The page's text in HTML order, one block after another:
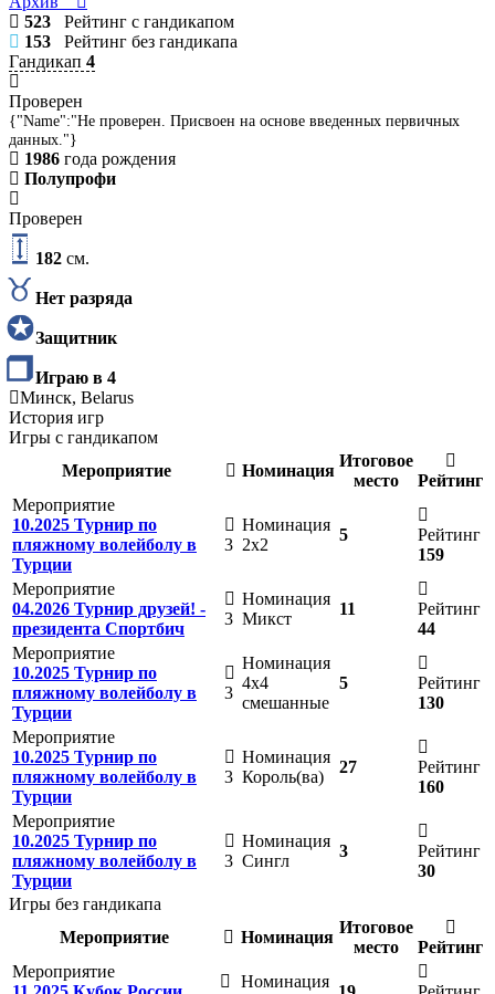
523 Рейтинг с гандикапом
153 Рейтинг без гандикапа
Гандикап 4
Проверен
{"Name":"Не проверен. Присвоен на основе введенных первичных
данных."}
1986 года рождения
Полупрофи
Проверен
182 см.
Нет разряда
Защитник
Играю в 4
Минск, Belarus
История игр
Игры с гандикапом
Мероприятие
Номинация
Итоговое
место
Рейтинг
Мероприятие
10.2025 Турнир по
пляжному волейболу в
Турции
3
Номинация
2х2
5
Рейтинг
159
Мероприятие
04.2026 Турнир друзей! -
президента Спортбич
3
Номинация
Микст
11
Рейтинг
44
Мероприятие
10.2025 Турнир по
пляжному волейболу в
Турции
3
Номинация
4х4
смешанные
5
Рейтинг
130
Мероприятие
10.2025 Турнир по
пляжному волейболу в
Турции
3
Номинация
Король(ва)
27
Рейтинг
160
Мероприятие
10.2025 Турнир по
пляжному волейболу в
Турции
3
Номинация
Сингл
3
Рейтинг
30
Игры без гандикапа
Мероприятие
Номинация
Итоговое
место
Рейтинг
Мероприятие
Номинация